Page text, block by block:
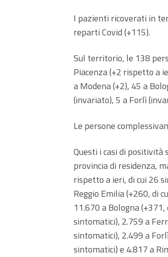
I pazienti ricoverati in
reparti Covid (+115).
Sul territorio, le 138
Piacenza (+2 rispetto a
a Modena (+2), 45 a
(invariato), 5 a Forlì
Le persone
Questi i casi di positività
provincia di residenza,
rispetto a ieri, di cui 26
Reggio Emilia (+260, di
11.670 a Bologna
sintomatici), 2.759 a
sintomatici), 2.499 a
sintomatici) e 4.817 a